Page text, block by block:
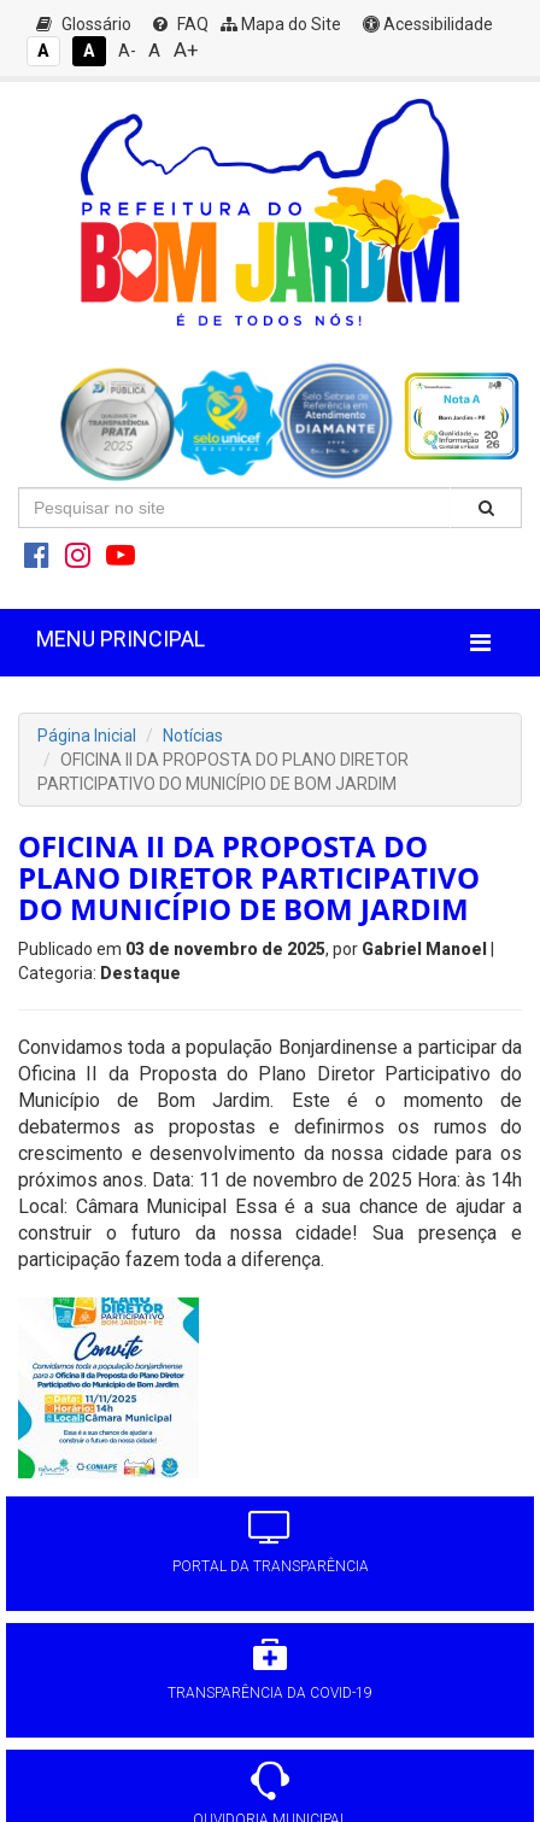
Glossário FAQ Mapa do Site
Acessibilidade
A
A A- A A+
MENU PRINCIPAL
Página Inicial
Notícias
OFICINA II DA PROPOSTA DO PLANO DIRETOR
PARTICIPATIVO DO MUNICÍPIO DE BOM JARDIM
OFICINA II DA PROPOSTA DO
PLANO DIRETOR PARTICIPATIVO
DO MUNICÍPIO DE BOM JARDIM
Publicado em 03 de novembro de 2025, por Gabriel Manoel
Categoria: Destaque
Convidamos toda a população Bonjardinense a participar da
Oficina II da Proposta do Plano Diretor Participativo do
Município de Bom Jardim. Este é o momento de
debatermos as propostas e definirmos os rumos do
crescimento e desenvolvimento da nossa cidade para os
próximos anos. Data: 11 de novembro de 2025 Hora: às 14h
Local: Câmara Municipal Essa é a sua chance de ajudar a
construir o futuro da nossa cidade! Sua presença e
participação fazem toda a diferença.
PORTAL DA TRANSPARÊNCIA
TRANSPARÊNCIA DA COVID-19